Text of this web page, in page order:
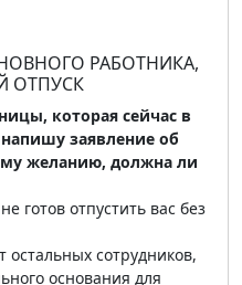
РАБОТНИКА,
ОТПУСК
которая сейчас в
заявление об
желанию, должна ли
готов отпустить вас без
сотрудников,
основания для